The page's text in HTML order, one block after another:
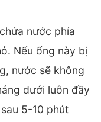
nước phía
Nếu ống này bị
nước sẽ không
dưới luôn đầy
5-10 phút